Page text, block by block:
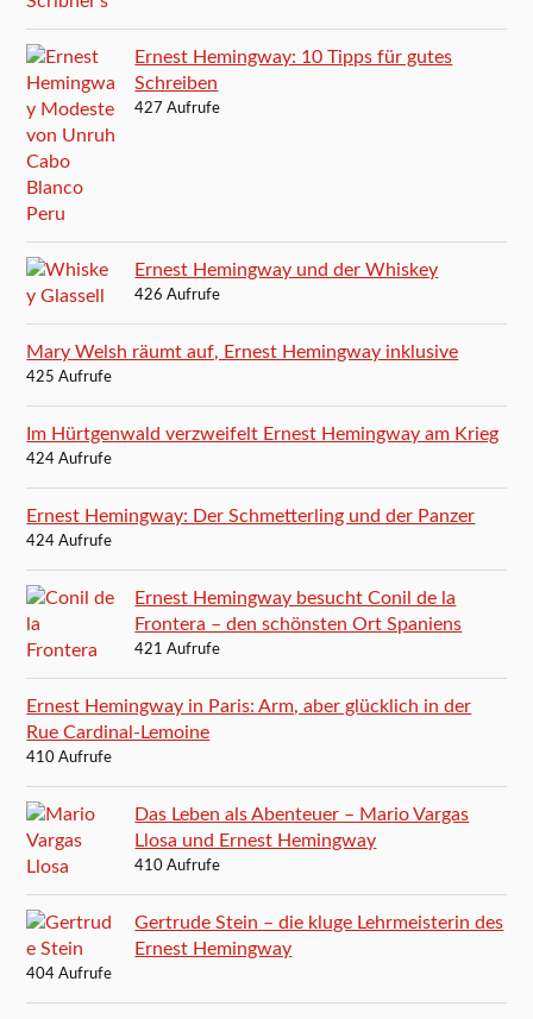
Ernest Hemingway: 10 Tipps für gutes
Schreiben
427 Aufrufe
Ernest Hemingway und der Whiskey
426 Aufrufe
Mary Welsh räumt auf, Ernest Hemingway inklusive
425 Aufrufe
Im Hürtgenwald verzweifelt Ernest Hemingway am Krieg
424 Aufrufe
Ernest Hemingway: Der Schmetterling und der Panzer
424 Aufrufe
Ernest Hemingway besucht Conil de la
Frontera – den schönsten Ort Spaniens
421 Aufrufe
Ernest Hemingway in Paris: Arm, aber glücklich in der
Rue Cardinal-Lemoine
410 Aufrufe
Das Leben als Abenteuer – Mario Vargas
Llosa und Ernest Hemingway
410 Aufrufe
Gertrude Stein – die kluge Lehrmeisterin des
Ernest Hemingway
404 Aufrufe